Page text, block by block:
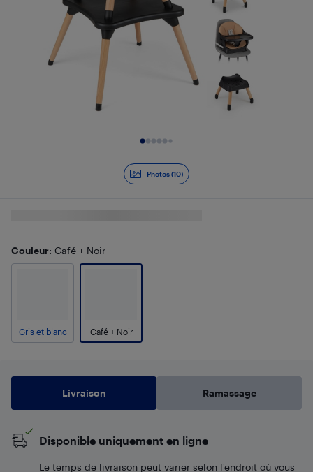
Photos (10)
Couleur: Café + Noir
Gris et blanc Café + Noir
Livraison Ramassage
Disponible uniquement en ligne
Le temps de livraison peut varier selon l'endroit où vous